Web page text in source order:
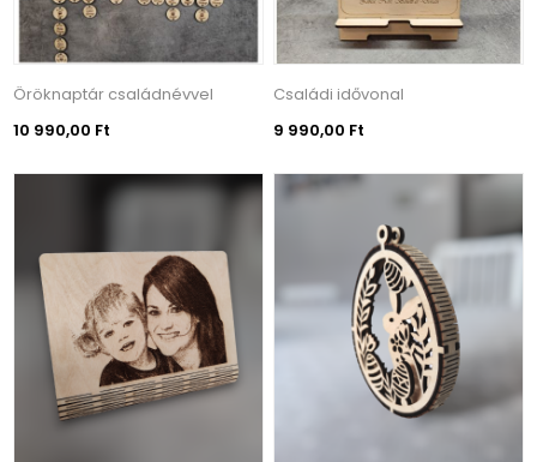
Öröknaptár családnévvel
10 990,00 Ft
Családi idővonal
9 990,00 Ft